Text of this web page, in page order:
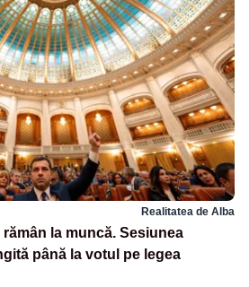
Realitatea de Alba
la muncă. Sesiunea
până la votul pe legea